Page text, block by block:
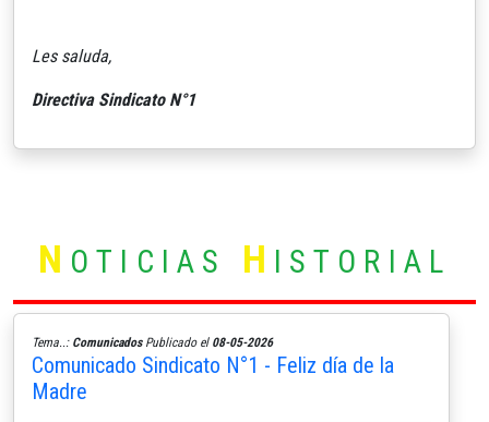
Les saluda,
Directiva Sindicato N°1
N OTICIAS H ISTORIAL
Tema..: ComunicadosPublicado el 08-05-2026
Comunicado Sindicato N°1 - Feliz día de la
Madre